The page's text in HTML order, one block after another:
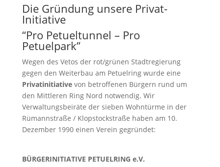
Die Gründung unsere Privat-
Initiative
“Pro Petueltunnel – Pro
Petuelpark”
Wegen des Vetos der rot/grünen Stadtregierung
gegen den Weiterbau am Petuelring wurde eine
Privatinitiativevon betroffenen Bürgern rund um
den Mittleren Ring Nord notwendig. Wir
Verwaltungsbeiräte der sieben Wohntürme in der
Rümannstraße / Klopstockstraße haben am 10.
Dezember 1990 einen Verein gegründet:
BÜRGERINITIATIVE PETUELRING e.V.